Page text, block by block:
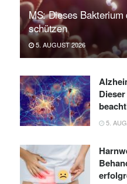
MS: Dieses
schützen
5. AUGUST 2026
5.